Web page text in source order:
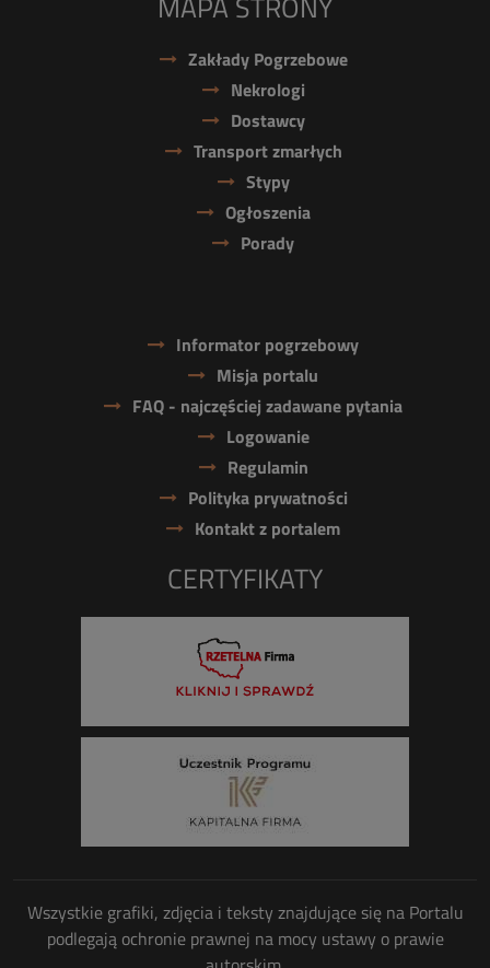
Zakłady Pogrzebowe
Nekrologi
Dostawcy
Transport zmarłych
Stypy
Ogłoszenia
Porady
Informator pogrzebowy
Misja portalu
FAQ - najczęściej zadawane pytania
Logowanie
Regulamin
Polityka prywatności
Kontakt z portalem
CERTYFIKATY
Wszystkie grafiki, zdjęcia i teksty znajdujące się na Portalu
podlegają ochronie prawnej na mocy ustawy o prawie